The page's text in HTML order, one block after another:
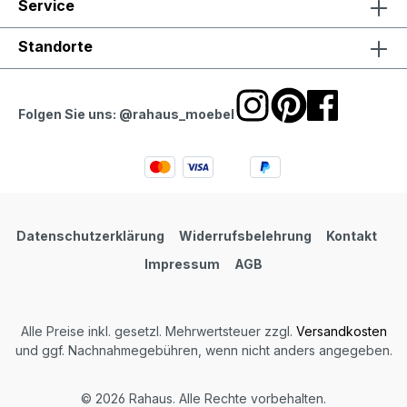
Service
Standorte
Folgen Sie uns: @rahaus_moebel
Datenschutzerklärung Widerrufsbelehrung
Kontakt
Impressum
AGB
Alle Preise inkl. gesetzl. Mehrwertsteuer zzgl. Versandkosten
und ggf. Nachnahmegebühren, wenn nicht anders angegeben.
© 2026 Rahaus. Alle Rechte vorbehalten.